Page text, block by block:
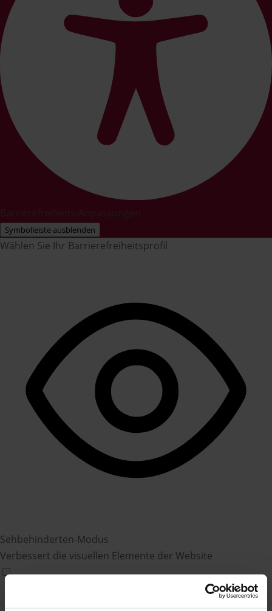
Symbolleiste ausblenden
Wählen Sie Ihr Barrierefreiheitsprofil
Sehbehinderten-Modus
Verbessert die visuellen Elemente der Website